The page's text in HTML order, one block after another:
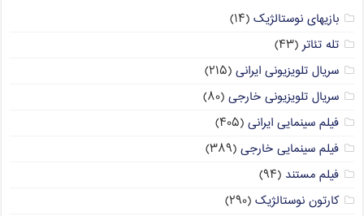
بازیهای نوستالژیک (۱۴)
تله تئاتر(۴۳)
سریال تلویزیونی ایرانی (۲۱۵)
سریال تلویزیونی خارجی (۸۰)
فیلم سینمایی ایرانی (۴۰۵)
فیلم سینمایی خارجی (۳۸۹)
فیلم مستند (۹۴)
کارتون نوستالژیک (۲۹۰)